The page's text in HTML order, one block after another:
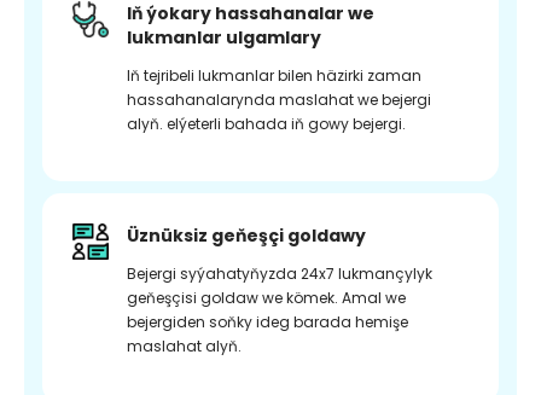
Iň ýokary hassahanalar we
lukmanlar ulgamlary
Iň tejribeli lukmanlar bilen häzirki zaman
hassahanalarynda maslahat we bejergi
alyň. elýeterli bahada iň gowy bejergi.
Üznüksiz geňeşçi goldawy
Bejergi syýahatyňyzda 24x7 lukmançylyk
geňeşçisi goldaw we kömek. Amal we
bejergiden soňky ideg barada hemişe
maslahat alyň.